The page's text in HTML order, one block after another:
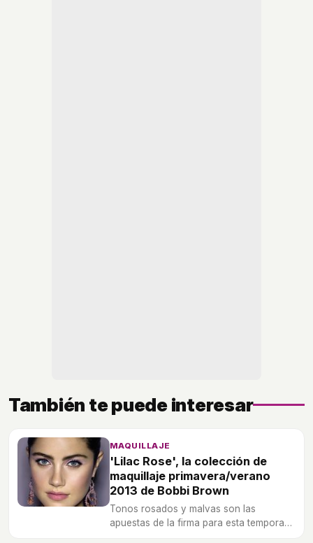
También te puede interesar
MAQUILLAJE
'Lilac Rose', la colección de
maquillaje primavera/verano
2013 de Bobbi Brown
Tonos rosados y malvas son las
apuestas de la firma para esta temporada